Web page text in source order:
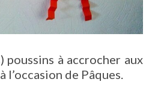
poussins à accrocher aux
l’occasion de Pâques.